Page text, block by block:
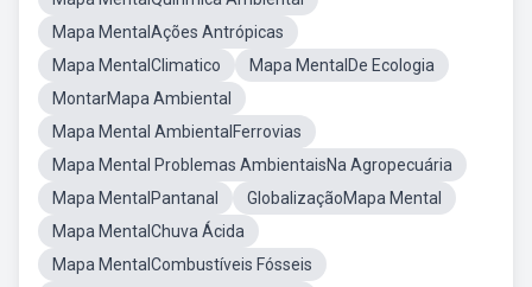
Mapa MentalAções Antrópicas
Mapa MentalClimatico
Mapa MentalDe Ecologia
MontarMapa Ambiental
Mapa Mental AmbientalFerrovias
Mapa Mental Problemas AmbientaisNa Agropecuária
Mapa MentalPantanal
GlobalizaçãoMapa Mental
Mapa MentalChuva Ácida
Mapa MentalCombustíveis Fósseis